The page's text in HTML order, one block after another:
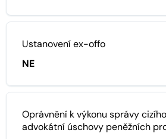
Ustanovení ex-offo
NE
Oprávnění k výkonu správy
advokátní úschovy peněžních